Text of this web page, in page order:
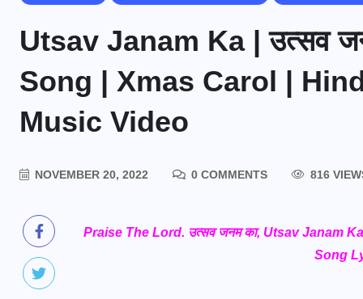
Utsav Janam Ka | उत्सव
Song | Xmas Carol |
Music Video
NOVEMBER 20, 2022 0 COMMENTS 816
Praise The Lord. उत्सव जनम का, Utsav Janam
Song